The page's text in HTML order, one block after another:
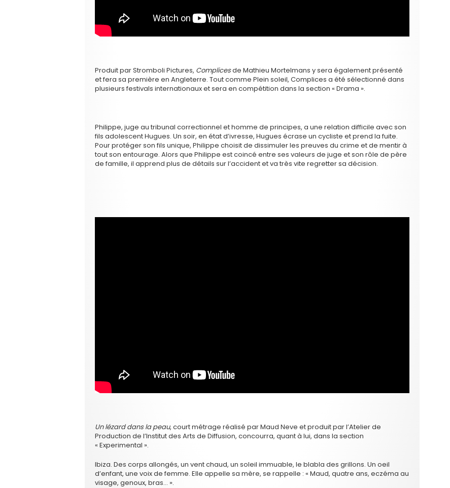
Produit par Stromboli Pictures, Complicesde Mathieu Mortelmans y sera également présenté
et fera sa première en Angleterre. Tout comme Plein soleil, Complices a été sélectionné dans
plusieurs festivals internationaux et sera en compétition dans la section « Drama ».
Philippe, juge au tribunal correctionnel et homme de principes, a une relation difficile avec son
fils adolescent Hugues. Un soir, en état d’ivresse, Hugues écrase un cycliste et prend la fuite.
Pour protéger son fils unique, Philippe choisit de dissimuler les preuves du crime et de mentir à
tout son entourage. Alors que Philippe est coincé entre ses valeurs de juge et son rôle de père
de famille, il apprend plus de détails sur l’accident et va très vite regretter sa décision.
Un lézard dans la peau, court métrage réalisé par Maud Neve et produit par l’Atelier de
Production de l’Institut des Arts de Diffusion, concourra, quant à lui, dans la section
« Experimental ».
Ibiza. Des corps allongés, un vent chaud, un soleil immuable, le blabla des grillons. Un oeil
d’enfant, une voix de femme. Elle appelle sa mère, se rappelle : « Maud, quatre ans, eczéma au
visage, genoux, bras… ».